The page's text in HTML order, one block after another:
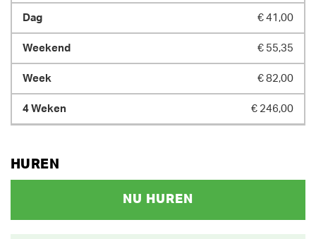
€ 41,00
€ 55,35
€ 82,00
€ 246,00
HUREN
NU HUREN